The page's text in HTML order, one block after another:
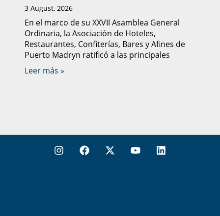
3 August, 2026
En el marco de su XXVII Asamblea General
Ordinaria, la Asociación de Hoteles,
Restaurantes, Confiterías, Bares y Afines de
Puerto Madryn ratificó a las principales
Leer más »